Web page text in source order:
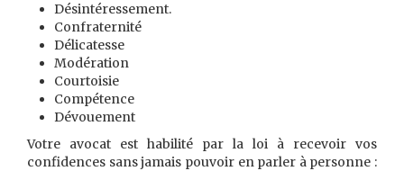
Désintéressement.
Confraternité
Délicatesse
Modération
Courtoisie
Compétence
Dévouement
Votre avocat est habilité par la loi à recevoir vos
confidences sans jamais pouvoir en parler à personne :